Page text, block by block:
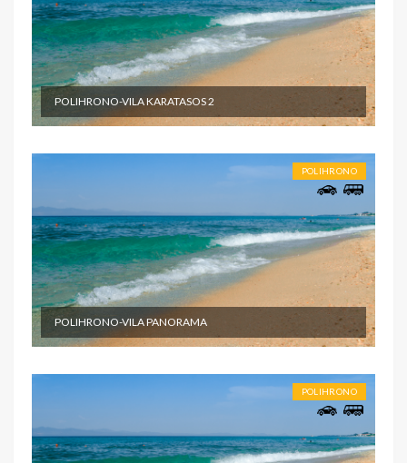
POLIHRONO-VILA KARATASOS 2
POLIHRONO
POLIHRONO-VILA PANORAMA
POLIHRONO